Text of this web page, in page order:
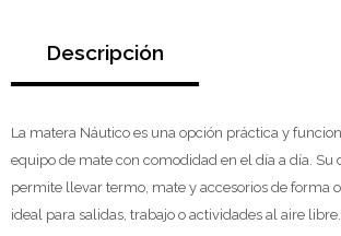
Descripción
La matera Náutico es una opción práctica y
equipo de mate con comodidad en el día a día. Su
permite llevar termo, mate y accesorios de forma
ideal para salidas, trabajo o actividades al aire libre.